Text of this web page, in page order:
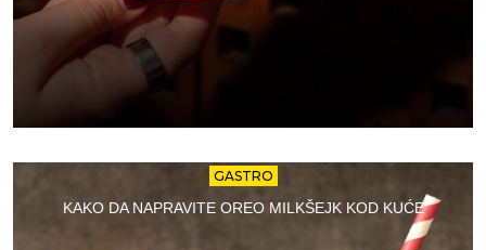
GASTRO
KAKO DA NAPRAVITE OREO MILKŠEJK KOD KUĆE